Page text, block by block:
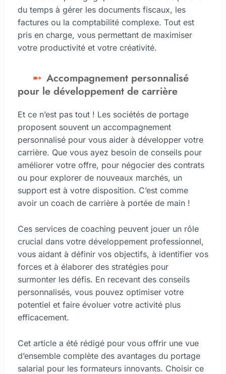
du temps à gérer les documents fiscaux, les
factures ou la comptabilité complexe. Tout est
pris en charge, vous permettant de maximiser
votre productivité et votre créativité.
Accompagnement personnalisé
pour le développement de carrière
Et ce n’est pas tout ! Les sociétés de portage
proposent souvent un accompagnement
personnalisé pour vous aider à développer votre
carrière. Que vous ayez besoin de conseils pour
améliorer votre offre, pour négocier des contrats
ou pour explorer de nouveaux marchés, un
support est à votre disposition. C’est comme
avoir un coach de carrière à portée de main !
Ces services de coaching peuvent jouer un rôle
crucial dans votre développement professionnel,
vous aidant à définir vos objectifs, à identifier vos
forces et à élaborer des stratégies pour
surmonter les défis. En recevant des conseils
personnalisés, vous pouvez optimiser votre
potentiel et faire évoluer votre activité plus
efficacement.
Cet article a été rédigé pour vous offrir une vue
d’ensemble complète des avantages du portage
salarial pour les formateurs innovants. Choisir ce